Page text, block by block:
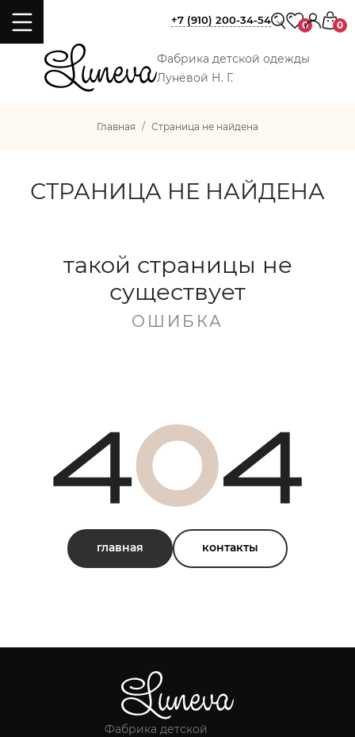
Фабрика детской одежды
Лунёвой Н. Г.
+7 (910) 200-34-54 0 0
Главная Страница не найдена
СТРАНИЦА НЕ НАЙДЕНА
такой страницы не
существует
ОШИБКА
главная контакты
Фабрика детской